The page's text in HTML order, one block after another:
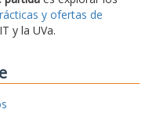
y ofertas de
y la UVa.